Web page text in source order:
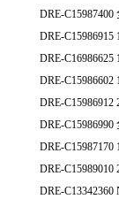
DRE-C15987400
DRE-C15986915
DRE-
DRE-
DRE-C15986912
DRE-C15986990
DRE-
DRE-C15989010
DRE-